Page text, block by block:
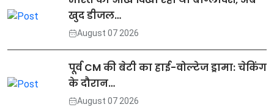
खुद डीजल…
August 07 2026
पूर्व CM की बेटी का हाई-वोल्टेज ड्रामा: चेकिंग
के दौरान…
August 07 2026